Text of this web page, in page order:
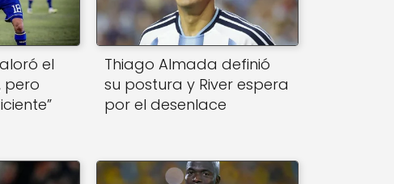
el
pero
Thiago Almada definió
su postura y River espera
por el desenlace